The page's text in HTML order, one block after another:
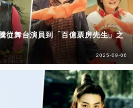
從舞台演員到「百億票房先生」之
2025-09-06